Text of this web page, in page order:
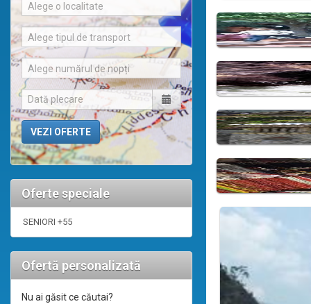
Alege o localitate
Alege tipul de transport
Alege numărul de nopți
Oferte speciale
SENIORI +55
Ofertă personalizată
Nu ai găsit ce căutai?